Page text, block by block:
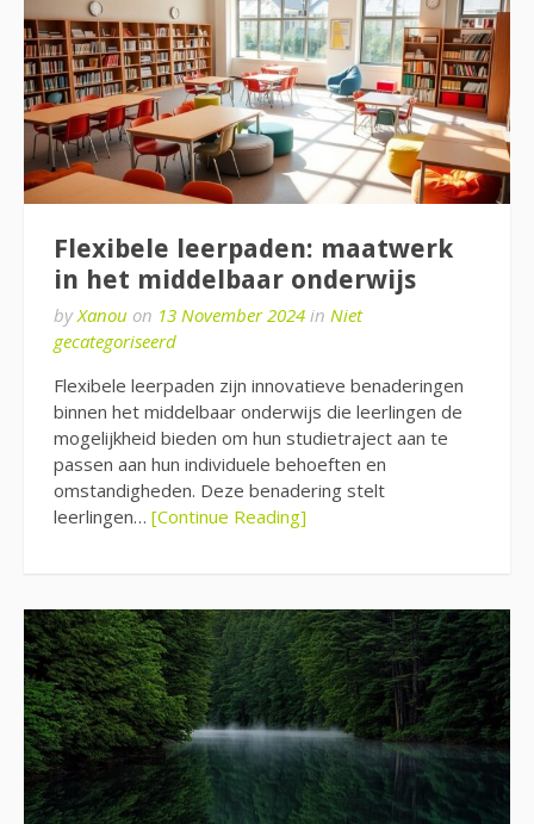
Flexibele leerpaden: maatwerk
in het middelbaar onderwijs
byXanou on 13 November 2024 in Niet
gecategoriseerd
Flexibele leerpaden zijn innovatieve benaderingen
binnen het middelbaar onderwijs die leerlingen de
mogelijkheid bieden om hun studietraject aan te
passen aan hun individuele behoeften en
omstandigheden. Deze benadering stelt
leerlingen… [Continue Reading]